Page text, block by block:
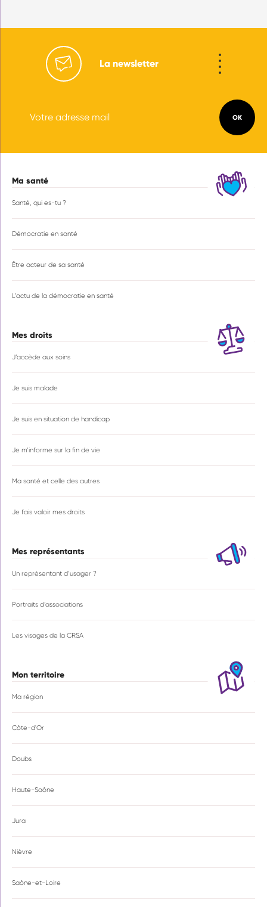
La newsletter
Navigation
principale
Ma santé
Santé, qui es-tu ?
Démocratie en santé
Être acteur de sa santé
L’actu de la démocratie en santé
Mes droits
J’accède aux soins
Je suis malade
Je suis en situation de handicap
Je m’informe sur la fin de vie
Ma santé et celle des autres
Je fais valoir mes droits
Mes représentants
Un représentant d’usager ?
Portraits d’associations
Les visages de la CRSA
Mon territoire
Ma région
Côte-d'Or
Doubs
Haute-Saône
Jura
Nièvre
Saône-et-Loire